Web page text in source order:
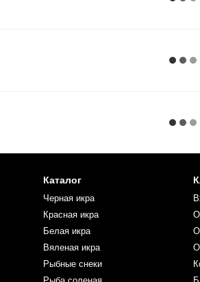
Каталог
Черная икра
Красная икра
Белая икра
Вяленая икра
Рыбные снеки
О